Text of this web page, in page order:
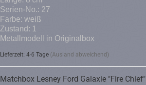
Serien-No.: 27
Farbe: weiß
Zustand: 1
Metallmodell in Originalbox
Lieferzeit: 4-6 Tage (Ausland abweichend)
Matchbox Lesney Ford Galaxie "Fire Chief"